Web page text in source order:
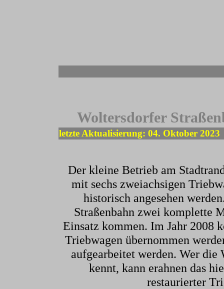
Woltersdorfer
letzte Aktualisierung: 04. Oktober 2023
Der kleine Betrieb am
mit sechs zweiachsigen
historisch angesehen
Straßenbahn zwei komplette
Einsatz kommen. Im Jahr 2008
Triebwagen übernommen
aufgearbeitet werden. Wer die
kennt, kann erahnen das
restaurierter